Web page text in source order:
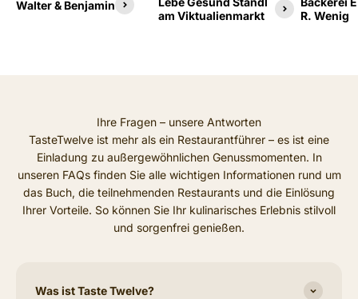
Walter & Benjamin
am Viktualienmarkt
R. Wenig
Ihre Fragen – unsere Antworten
TasteTwelve ist mehr als ein Restaurantführer – es ist eine
Einladung zu außergewöhnlichen Genussmomenten. In
unseren FAQs finden Sie alle wichtigen Informationen rund um
das Buch, die teilnehmenden Restaurants und die Einlösung
Ihrer Vorteile. So können Sie Ihr kulinarisches Erlebnis stilvoll
und sorgenfrei genießen.
Was ist Taste Twelve?